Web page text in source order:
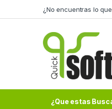
¿No encuentras lo
¿Que estas